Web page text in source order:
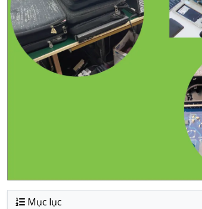
Mục lục